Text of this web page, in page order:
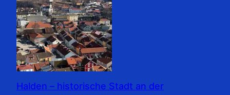
Halden – historische Stadt an der